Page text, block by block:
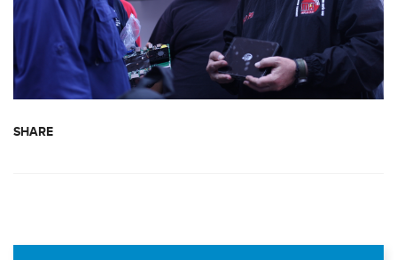
SHARE